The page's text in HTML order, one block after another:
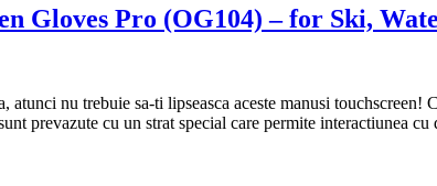
Gloves Pro (OG104) – for Ski,
atunci nu trebuie sa-ti lipseasca aceste manusi
prevazute cu un strat special care permite interactiunea